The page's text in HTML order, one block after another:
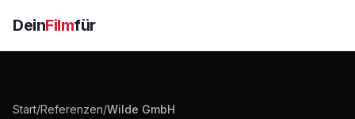
DeinFilmfür
Start/Referenzen/Wilde GmbH